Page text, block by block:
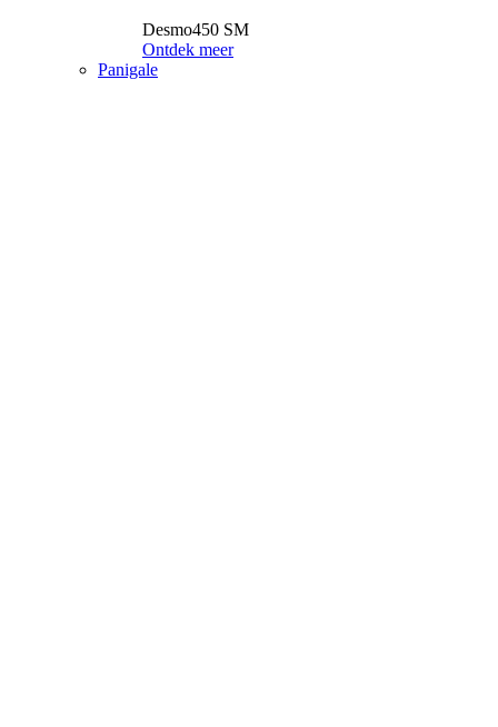
Desmo450 SM
Ontdek meer
Panigale